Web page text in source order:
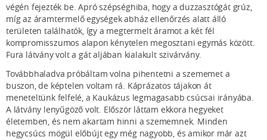
végén fejezték be. Apró szépséghiba, hogy a duzzasztógát grúz,
míg az áramtermelő egységek abház ellenőrzés alatt álló
területen találhatók, így a megtermelt áramot a két fél
kompromisszumos alapon kénytelen megosztani egymás között.
Fura látvány volt a gát aljában kialakult szivárvány.
Továbbhaladva próbáltam volna pihentetni a szememet a
buszon, de képtelen voltam rá. Káprázatos tájakon át
meneteltünk felfelé, a Kaukázus legmagasabb csúcsai irányába.
A látvány lenyűgöző volt. Először láttam ekkora hegyeket
életemben, és nem akartam hinni a szememnek. Minden
hegycsúcs mögül előbújt egy még nagyobb, és amikor már azt